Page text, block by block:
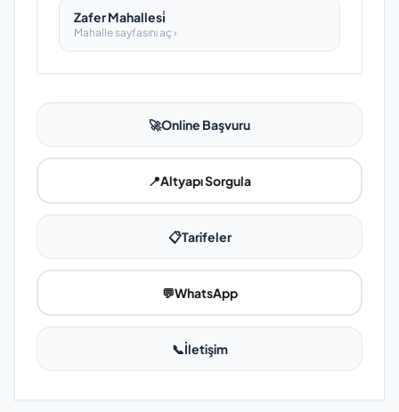
Zafer Mahallesi̇
Mahalle sayfasını aç ›
🚀Online Başvuru
📍Altyapı Sorgula
📋Tarifeler
💬WhatsApp
📞İletişim